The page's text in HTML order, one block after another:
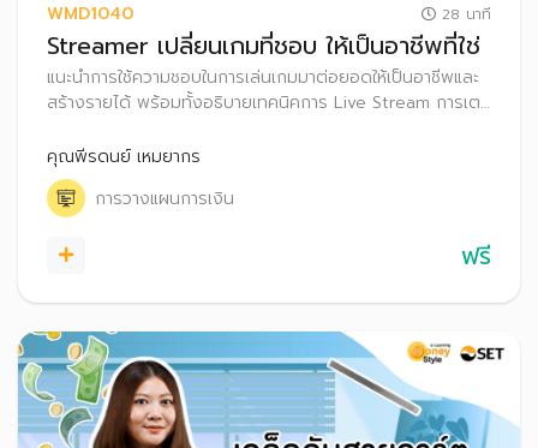
WMD1040 28 นาที
Streamer เปลี่ยนเกมที่ชอบ ให้เป็นอาชีพที่ใช่
แนะนำการใช้ความชอบในการเล่นเกมมาต่อยอดให้เป็นอาชีพและ
สร้างรายได้ พร้อมทั้งอธิบายเทคนิคการ Live Stream การเตรี
ช่องทางต่าง ๆ รวมถึงเทคนิคการวางแผนภาษีสำหรับฟรีแลนซ์
ที่เป็น Streamer
คุณพีรดนย์ เหมยากร
การวางแผนการเงิน
ฟรี